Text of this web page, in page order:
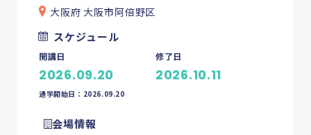
大阪府 大阪市阿倍野区
スケジュール
開講日
2026.09.20
修了日
2026.10.11
通学開始日：2026.09.20
会場情報